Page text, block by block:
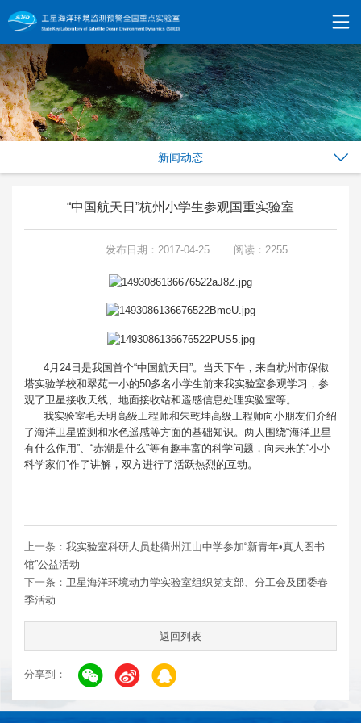
新闻动态
“中国航天日”杭州小学生参观国重实验室
发布日期：2017-04-25 阅读：2255
4月24日是我国首个“中国航天日”。当天下午，来自杭州市保俶
塔实验学校和翠苑一小的50多名小学生前来我实验室参观学习，参
观了卫星接收天线、地面接收站和遥感信息处理实验室等。
我实验室毛天明高级工程师和朱乾坤高级工程师向小朋友们介绍
了海洋卫星监测和水色遥感等方面的基础知识。两人围绕“海洋卫星
有什么作用”、“赤潮是什么”等有趣丰富的科学问题，向未来的“小小
科学家们”作了讲解，双方进行了活跃热烈的互动。
上一条： 我实验室科研人员赴衢州江山中学参加“新青年•真人图书
馆”公益活动
下一条： 卫星海洋环境动力学实验室组织党支部、分工会及团委春
季活动
返回列表
分享到：